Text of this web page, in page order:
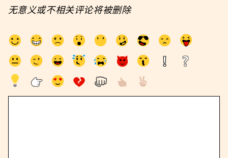
无意义或不相关评论将被删除